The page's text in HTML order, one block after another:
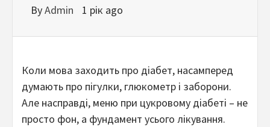
ByAdmin 1 рік ago
Коли мова заходить про діабет, насамперед
думають про пігулки, глюкометр і заборони.
Але насправді, меню при цукровому діабеті – не
просто фон, а фундамент усього лікування.